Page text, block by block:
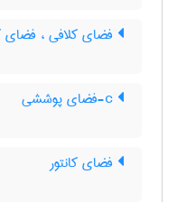
فضای کلافی ، فضای
فضای کانتور